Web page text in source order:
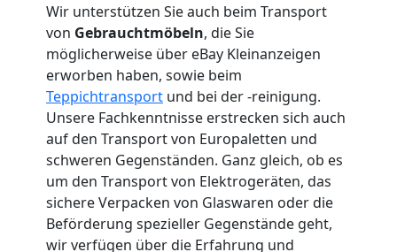
Wir unterstützen Sie auch beim Transport
von Gebrauchtmöbeln, die Sie
möglicherweise über eBay Kleinanzeigen
erworben haben, sowie beim
Teppichtransport und bei der -reinigung.
Unsere Fachkenntnisse erstrecken sich auch
auf den Transport von Europaletten und
schweren Gegenständen. Ganz gleich, ob es
um den Transport von Elektrogeräten, das
sichere Verpacken von Glaswaren oder die
Beförderung spezieller Gegenstände geht,
wir verfügen über die Erfahrung und
LKW
Wolfsberg
Kunsttransport
Wolfsberg